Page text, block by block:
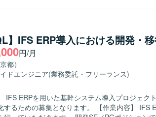
・リリース関連資料などのドキュメント更新も
調査や軽微な修正支援も行っていただきます。 【求める人物像】
理解しながら、自ら調査し主体的に課題解決に
ームメンバーと協調しつつ、ドキュメント作成
す。 【ポジションの魅力】 複数の業務系Webアプリを同一基
リース前後の改修や検証、障害調査など、サー
エンドエンジニアとしての経験を総合的に積むことがで
を用いたバックエンド開発を中心に、AWS環境
】IFS ERP導入における開発・
円/月
都）
ドエンジニア(業務委託・フリーランス)
IFS ERPを用いた基幹システム導入プロジェク
なります。 【作業内容】 IFS ERP導入に伴うアドオン開発およ